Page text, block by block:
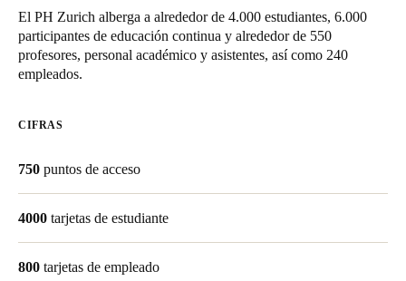
Chile
Español
El PH Zurich alberga a alrededor de 4.000 estudiantes, 6.000
participantes de educación continua y alrededor de 550
profesores, personal académico y asistentes, así como 240
empleados.
CIFRAS
750 puntos de acceso
4000 tarjetas de estudiante
800 tarjetas de empleado